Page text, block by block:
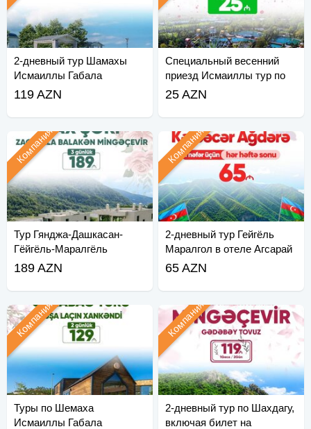
2-дневный тур Шамахы
Исмаиллы Габала
119 AZN
Специальный весенний
приезд Исмаиллы тур по
Лагичу
25 AZN
Тур Гянджа-Дашкасан-
Гёйгёль-Маралгёль
Компания
189 AZN
2-дневный тур Гейгёль
Маралгол в отеле Агсарай
Компания
65 AZN
Туры по Шемаха
Исмаиллы Габала
Компания
2-дневный тур по Шахдагу,
включая билет на
Компания